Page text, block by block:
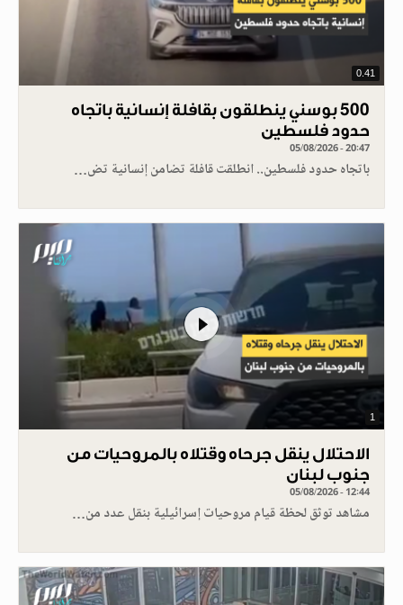
0.41
500 بوسني ينطلقون بقافلة إنسانية باتجاه
حدود فلسطين
05/08/2026 - 20:47
باتجاه حدود فلسطين.. انطلقت قافلة تضامن إنسانية تض…
1
الاحتلال ينقل جرحاه وقتلاه بالمروحيات من
جنوب لبنان
05/08/2026 - 12:44
مشاهد توثق لحظة قيام مروحيات إسرائيلية بنقل عدد من…